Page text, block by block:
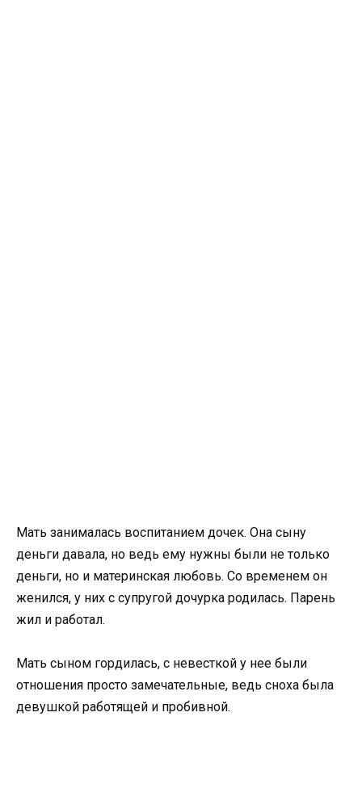
Мать занималась воспитанием дочек. Она сыну
деньги давала, но ведь ему нужны были не только
деньги, но и материнская любовь. Со временем он
женился, у них с супругой дочурка родилась. Парень
жил и работал.
Мать сыном гордилась, с невесткой у нее были
отношения просто замечательные, ведь сноха была
девушкой работящей и пробивной.